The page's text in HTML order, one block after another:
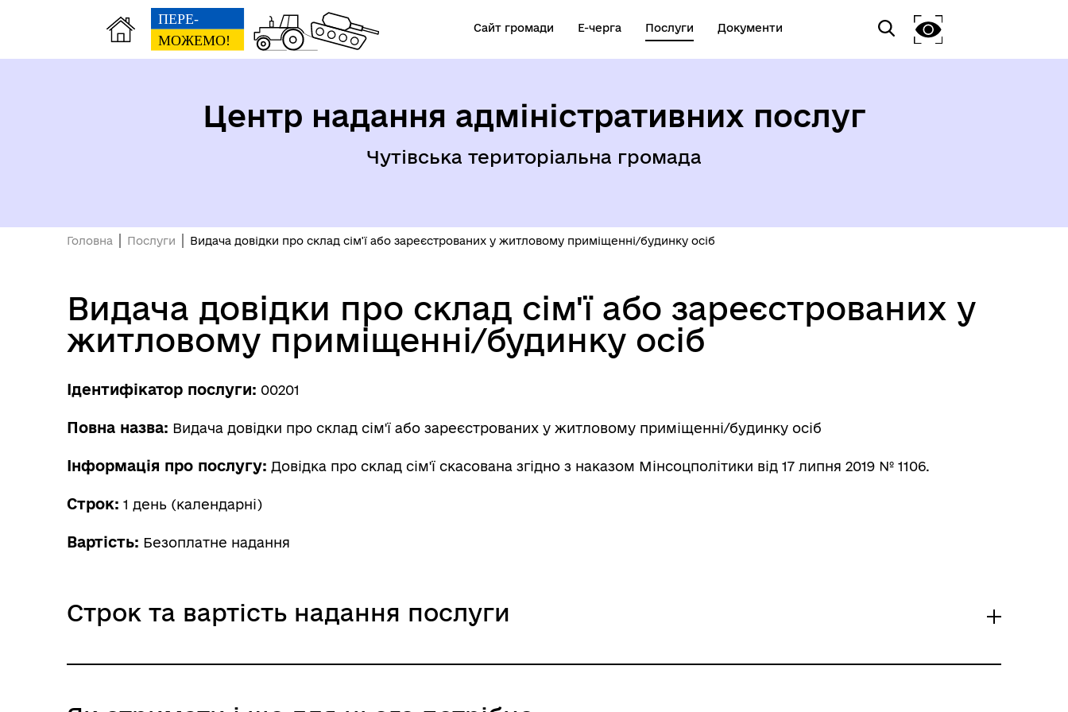
Сайт громади Е-черга Послуги Документи
Центр надання адміністративних послуг
Чутівська територіальна громада
Головна Послуги Видача довідки про склад сім'ї або зареєстрованих у житловому приміщенні/будинку осіб
Видача довідки про склад сім'ї або зареєстрованих у
житловому приміщенні/будинку осіб
Ідентифікатор послуги: 00201
Повна назва: Видача довідки про склад сім'ї або зареєстрованих у житловому приміщенні/будинку осіб
Інформація про послугу: Довідка про склад сім'ї скасована згідно з наказом Мінсоцполітики від 17 липня 2019 № 1106.
Строк: 1 день (календарні)
Вартість: Безоплатне надання
Строк та вартість надання послуги